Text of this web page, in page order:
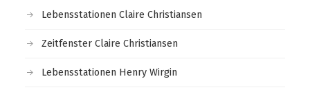
Lebensstationen Claire Christiansen
Zeitfenster Claire Christiansen
Lebensstationen Henry Wirgin